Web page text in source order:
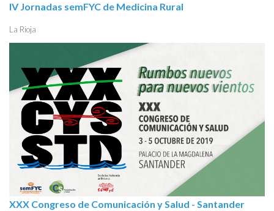
IV Jornadas semFYC de Medicina Rural
La Rioja
XXX Congreso de Comunicación y Salud - Santander